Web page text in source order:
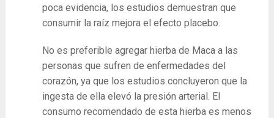
poca evidencia, los estudios demuestran que
consumir la raíz mejora el efecto placebo.
No es preferible agregar hierba de Maca a las
personas que sufren de enfermedades del
corazón, ya que los estudios concluyeron que la
ingesta de ella elevó la presión arterial. El
consumo recomendado de esta hierba es menos